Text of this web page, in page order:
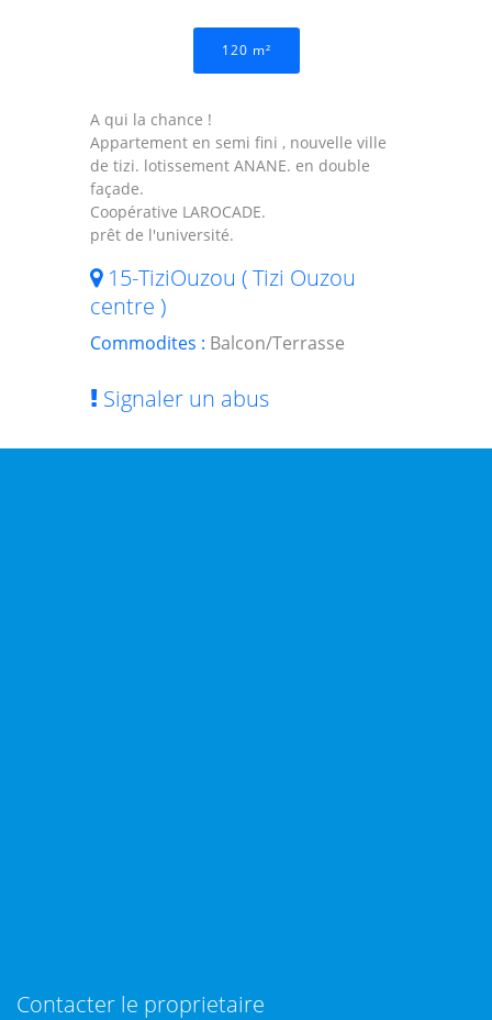
120 m²
A qui la chance !
Appartement en semi fini , nouvelle ville
de tizi. lotissement ANANE. en double
façade.
Coopérative LAROCADE.
prêt de l'université.
15-TiziOuzou ( Tizi Ouzou
centre )
Commodites : Balcon/Terrasse
Signaler un abus
Contacter le proprietaire